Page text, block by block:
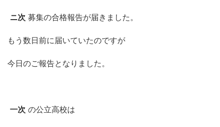
ニ次 募集の合格報告が届きました。
もう数日前に届いていたのですが
今日のご報告となりました。
一次 の公立高校は